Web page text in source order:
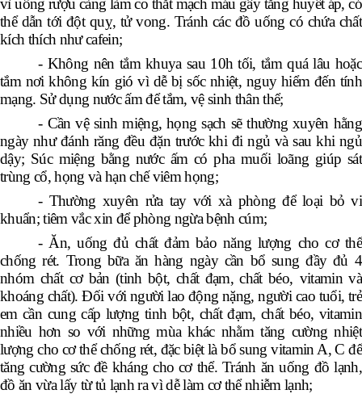
thể dẫn tới đột quỵ, tử vong. Tránh các đồ uống có chứa chất
kích thích như cafein;
- Không nên tắm khuya sau 10h tối, tắm quá lâu hoặc
tắm nơi không kín gió vì dễ bị sốc nhiệt, nguy hiểm đến tính
mạng. Sử dụng nước ấm để tắm, vệ sinh thân thể;
- Cần vệ sinh miệng, họng sạch sẽ thường xuyên hằng
ngày như đánh răng đều đặn trước khi đi ngủ và sau khi ngủ
dậy; Súc miệng bằng nước ấm có pha muối loãng giúp sát
trùng cổ, họng và hạn chế viêm họng;
- Thường xuyên rửa tay với xà phòng để loại bỏ vi
khuẩn; tiêm vắc xin để phòng ngừa bệnh cúm;
- Ăn, uống đủ chất đảm bảo năng lượng cho cơ thể
chống rét. Trong bữa ăn hàng ngày cần bổ sung đầy đủ 4
nhóm chất cơ bản (tinh bột, chất đạm, chất béo, vitamin và
khoáng chất). Đối với người lao động nặng, người cao tuổi, trẻ
em cần cung cấp lượng tinh bột, chất đạm, chất béo, vitamin
nhiều hơn so với những mùa khác nhằm tăng cường nhiệt
lượng cho cơ thể chống rét, đặc biệt là bổ sung vitamin A, C để
tăng cường sức đề kháng cho cơ thể. Tránh ăn uống đồ lạnh,
đồ ăn vừa lấy từ tủ lạnh ra vì dễ làm cơ thể nhiễm lạnh;